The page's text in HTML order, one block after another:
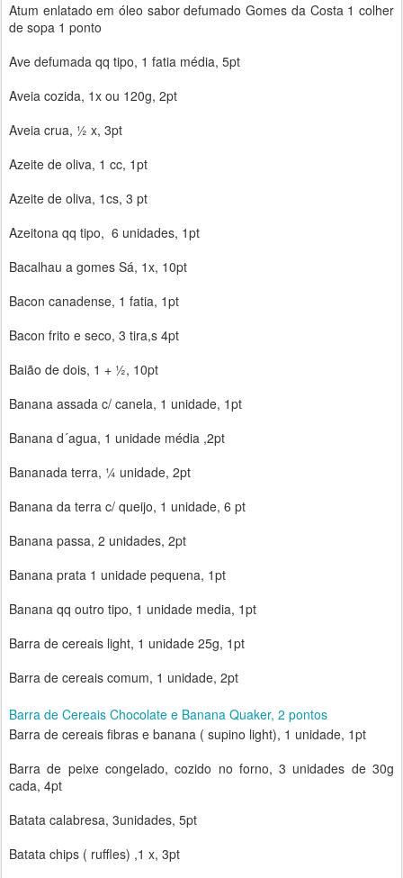
Atum enlatado em óleo sabor defumado Gomes da Costa 1 colher
de sopa 1 ponto
Ave defumada qq tipo, 1 fatia média, 5pt
Aveia cozida, 1x ou 120g, 2pt
Aveia crua, ½ x, 3pt
Azeite de oliva, 1 cc, 1pt
Azeite de oliva, 1cs, 3 pt
Azeitona qq tipo, 6 unidades, 1pt
Bacalhau a gomes Sá, 1x, 10pt
Bacon canadense, 1 fatia, 1pt
Bacon frito e seco, 3 tira,s 4pt
Baião de dois, 1 + ½, 10pt
Banana assada c/ canela, 1 unidade, 1pt
Banana d´agua, 1 unidade média ,2pt
Bananada terra, ¼ unidade, 2pt
Banana da terra c/ queijo, 1 unidade, 6 pt
Banana passa, 2 unidades, 2pt
Banana prata 1 unidade pequena, 1pt
Banana qq outro tipo, 1 unidade media, 1pt
Barra de cereais light, 1 unidade 25g, 1pt
Barra de cereais comum, 1 unidade, 2pt
Barra de Cereais Chocolate e Banana Quaker, 2 pontos
Barra de cereais fibras e banana ( supino light), 1 unidade, 1pt
Barra de peixe congelado, cozido no forno, 3 unidades de 30g
cada, 4pt
Batata calabresa, 3unidades, 5pt
Batata chips ( ruffles) ,1 x, 3pt